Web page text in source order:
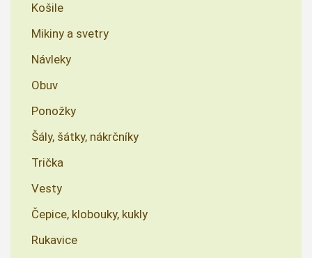
Košile
Mikiny a svetry
Návleky
Obuv
Ponožky
Šály, šátky, nákrčníky
Trička
Vesty
Čepice, klobouky, kukly
Rukavice